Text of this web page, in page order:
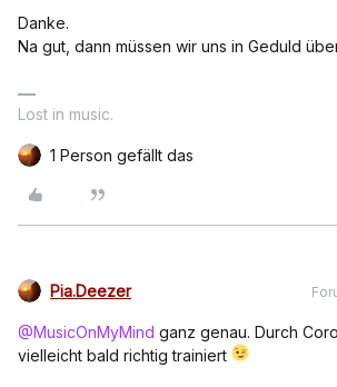
Danke.
Na gut, dann müssen wir uns in Geduld
Lost in music.
1 Person gefällt das
Pia.Deezer
@MusicOnMyMind ganz genau. Durch
vielleicht bald richtig trainiert